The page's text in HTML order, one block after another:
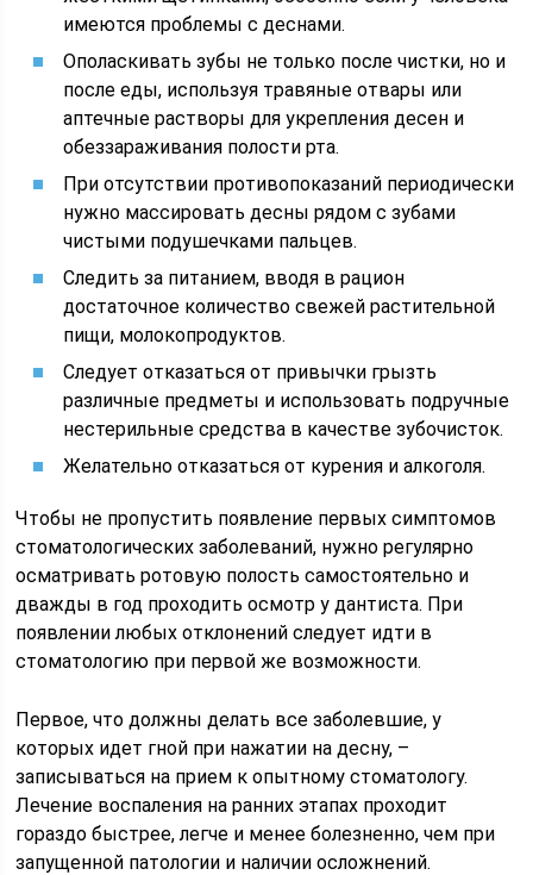
имеются проблемы с деснами.
Ополаскивать зубы не только после чистки, но и
после еды, используя травяные отвары или
аптечные растворы для укрепления десен и
обеззараживания полости рта.
При отсутствии противопоказаний периодически
нужно массировать десны рядом с зубами
чистыми подушечками пальцев.
Следить за питанием, вводя в рацион
достаточное количество свежей растительной
пищи, молокопродуктов.
Следует отказаться от привычки грызть
различные предметы и использовать подручные
нестерильные средства в качестве зубочисток.
Желательно отказаться от курения и алкоголя.
Чтобы не пропустить появление первых симптомов
стоматологических заболеваний, нужно регулярно
осматривать ротовую полость самостоятельно и
дважды в год проходить осмотр у дантиста. При
появлении любых отклонений следует идти в
стоматологию при первой же возможности.
Первое, что должны делать все заболевшие, у
которых идет гной при нажатии на десну, –
записываться на прием к опытному стоматологу.
Лечение воспаления на ранних этапах проходит
гораздо быстрее, легче и менее болезненно, чем при
запущенной патологии и наличии осложнений.